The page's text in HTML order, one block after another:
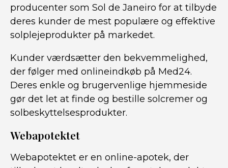
producenter som Sol de Janeiro for at tilbyde
deres kunder de mest populære og effektive
solplejeprodukter på markedet.
Kunder værdsætter den bekvemmelighed,
der følger med onlineindkøb på Med24.
Deres enkle og brugervenlige hjemmeside
gør det let at finde og bestille solcremer og
solbeskyttelsesprodukter.
Webapotektet
Webapotektet er en online-apotek, der